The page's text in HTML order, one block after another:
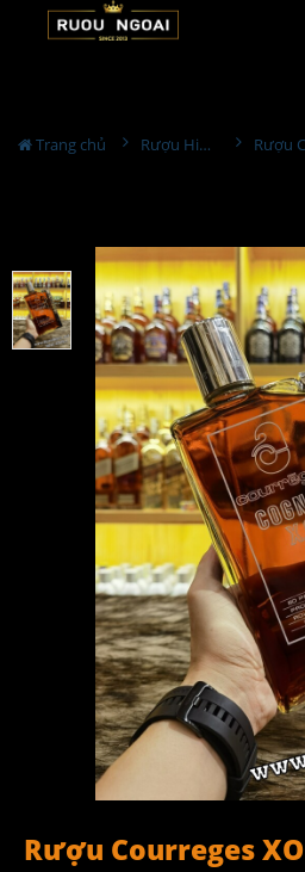
Trang chủ Rượu Hiếm - Cũ
Rượu Courreges XO